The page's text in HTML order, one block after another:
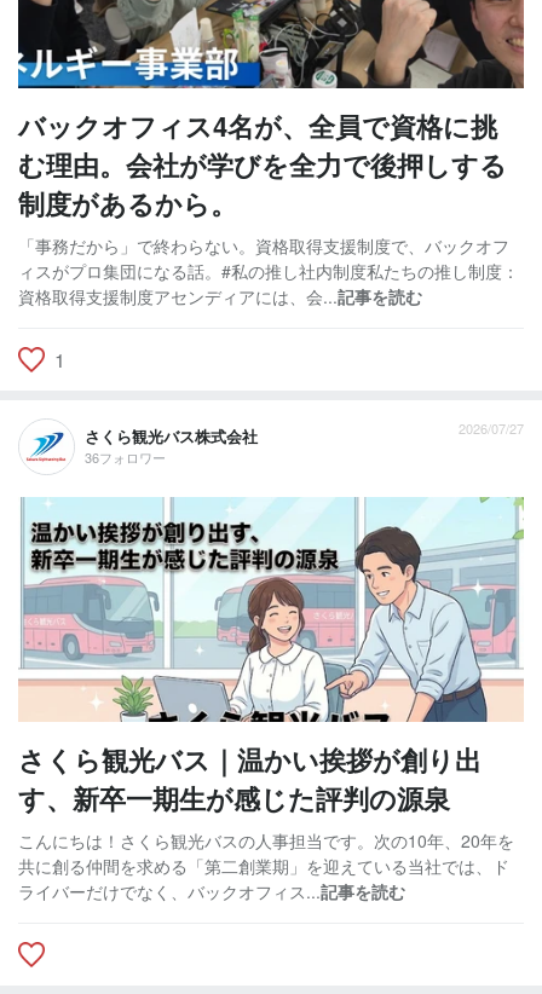
バックオフィス4名が、全員で資格に挑
む理由。会社が学びを全力で後押しする
制度があるから。
「事務だから」で終わらない。資格取得支援制度で、バックオフ
ィスがプロ集団になる話。#私の推し社内制度私たちの推し制度：
資格取得支援制度アセンディアには、会...記事を読む
1
さくら観光バス株式会社
36フォロワー
2026/07/27
さくら観光バス｜温かい挨拶が創り出
す、新卒一期生が感じた評判の源泉
こんにちは！さくら観光バスの人事担当です。次の10年、20年を
共に創る仲間を求める「第二創業期」を迎えている当社では、ド
ライバーだけでなく、バックオフィス...記事を読む